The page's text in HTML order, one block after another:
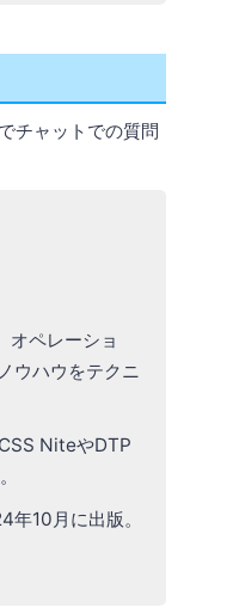
チャットでの質問
オペレーショ
ウハウをテクニ
NiteやDTP
年10月に出版。